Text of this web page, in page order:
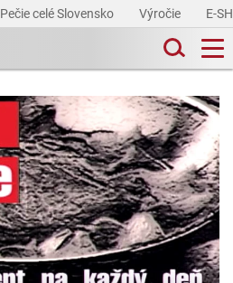
Pečie celé Slovensko Výročie E-